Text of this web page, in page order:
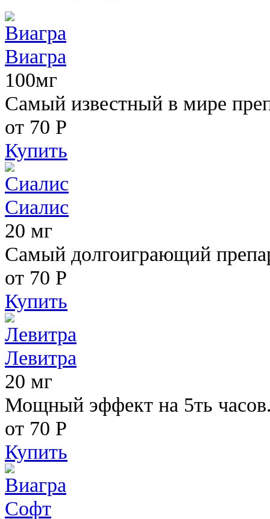
Виагра
100мг
Самый известный в мире
от 70 Р
Купить
Сиалис
20 мг
Самый долгоиграющий
от 70 Р
Купить
Левитра
20 мг
Мощный эффект на 5ть
от 70 Р
Купить